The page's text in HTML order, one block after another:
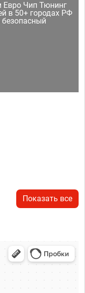
Евро Чип Тюнинг
в 50+ городах РФ
Показать все